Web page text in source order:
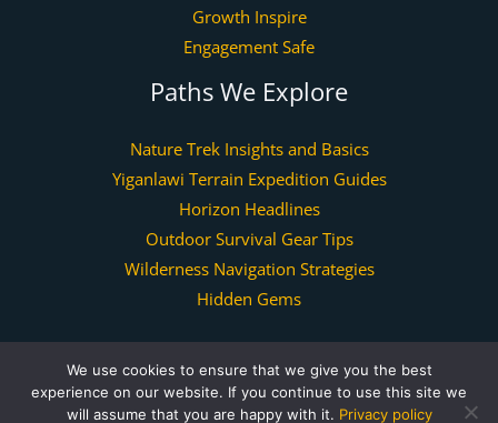
Growth Inspire
Engagement Safe
Paths We Explore
Nature Trek Insights and Basics
Yiganlawi Terrain Expedition Guides
Horizon Headlines
Outdoor Survival Gear Tips
Wilderness Navigation Strategies
Hidden Gems
Copyright © 2026 yiganlawi.com | Powered by yiganlawi.com
We use cookies to ensure that we give you the best
experience on our website. If you continue to use this site we
will assume that you are happy with it. Privacy policy